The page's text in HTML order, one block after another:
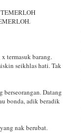
TEMERLOH
termasuk barang.
seikhlas hati. Tak
berseorangan. Datang
bonda, adik beradik
nak berubat.